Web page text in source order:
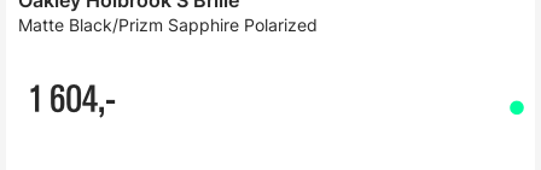
Matte Black/Prizm Sapphire Polarized
1 604,-